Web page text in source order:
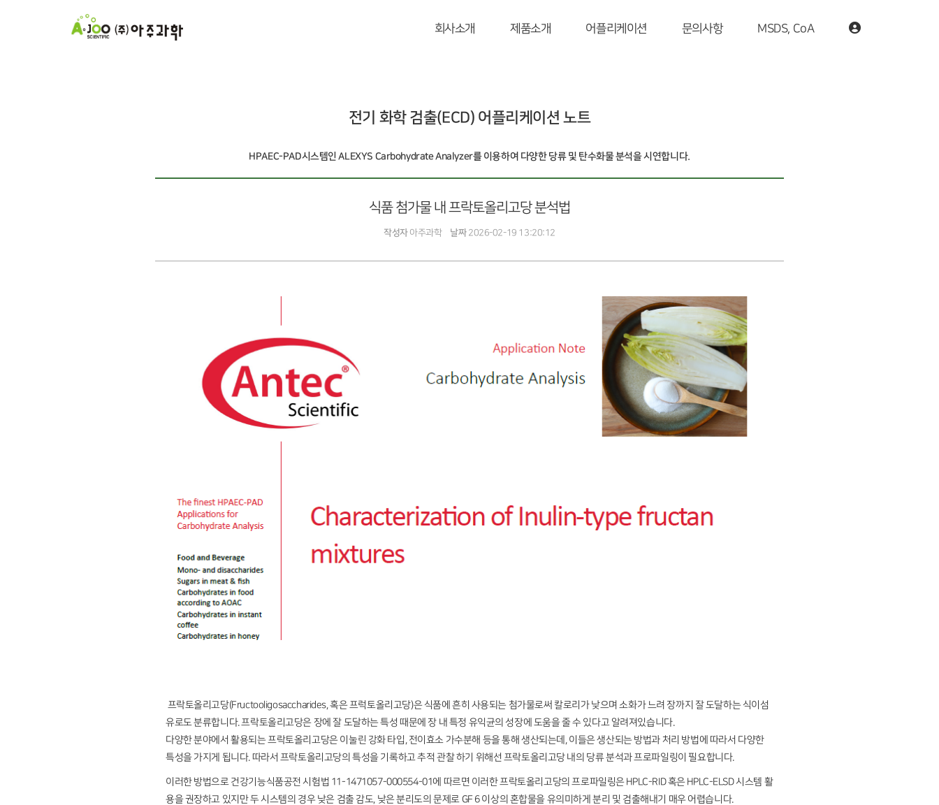
회사소개 제품소개 어플리케이션 문의사항 MSDS, CoA
전기 화학 검출(ECD) 어플리케이션 노트
HPAEC-PAD시스템인 ALEXYS Carbohydrate Analyzer를 이용하여 다양한 당류 및 탄수화물 분석을 시연합니다.
식품 첨가물 내 프락토올리고당 분석법
작성자아주과학 날짜2026-02-19 13:20:12
프락토올리고당(Fructooligosaccharides, 혹은 프럭토올리고당)은 식품에 흔히 사용되는 첨가물로써 칼로리가 낮으며 소화가 느려 장까지 잘 도달하는 식이섬
유로도 분류합니다. 프락토올리고당은 장에 잘 도달하는 특성 때문에 장 내 특정 유익균의 성장에 도움을 줄 수 있다고 알려져있습니다.
다양한 분야에서 활용되는 프락토올리고당은 이눌린 강화 타입, 전이효소 가수분해 등을 통해 생산되는데, 이들은 생산되는 방법과 처리 방법에 따라서 다양한
특성을 가지게 됩니다. 따라서 프락토올리고당의 특성을 기록하고 추적 관찰 하기 위해선 프락토올리고당 내의 당류 분석과 프로파일링이 필요합니다.
이러한 방법으로 건강기능식품공전 시험법 11-1471057-000554-01에 따르면 이러한 프락토올리고당의 프로파일링은 HPLC-RID 혹은 HPLC-ELSD 시스템 활
용을 권장하고 있지만 두 시스템의 경우 낮은 검출 감도, 낮은 분리도의 문제로 GF 6 이상의 혼합물을 유의미하게 분리 및 검출해내기 매우 어렵습니다.